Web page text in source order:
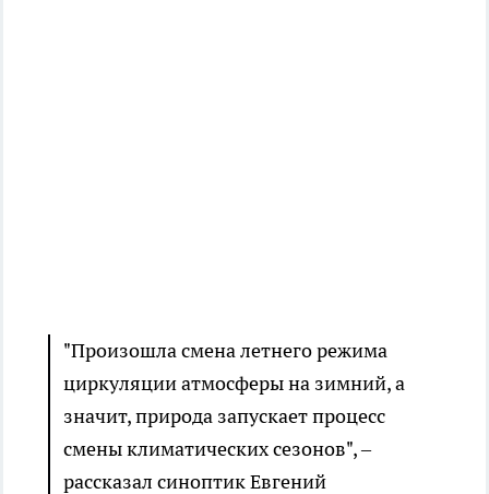
"Произошла смена летнего режима
циркуляции атмосферы на зимний, а
значит, природа запускает процесс
смены климатических сезонов", –
рассказал синоптик Евгений